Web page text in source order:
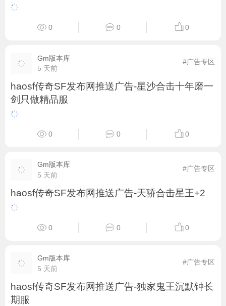
0 0 0
Gm版本库
5 天前
#广告专区
haosf传奇SF发布网推送广告-星沙合击十年磨一
剑只做精品服
0 0 0
Gm版本库
5 天前
#广告专区
haosf传奇SF发布网推送广告-天骄合击星王+2
0 0 0
Gm版本库
5 天前
#广告专区
haosf传奇SF发布网推送广告-独家鬼王沉默钟长
期服